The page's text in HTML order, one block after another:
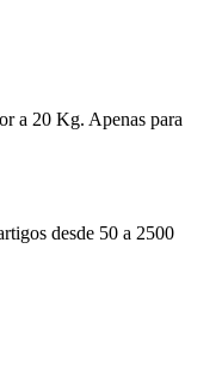
a 20 Kg. Apenas para
desde 50 a 2500